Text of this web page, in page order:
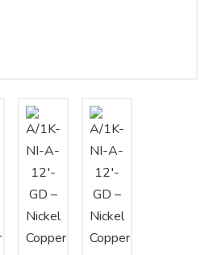
hệ thống HVAC